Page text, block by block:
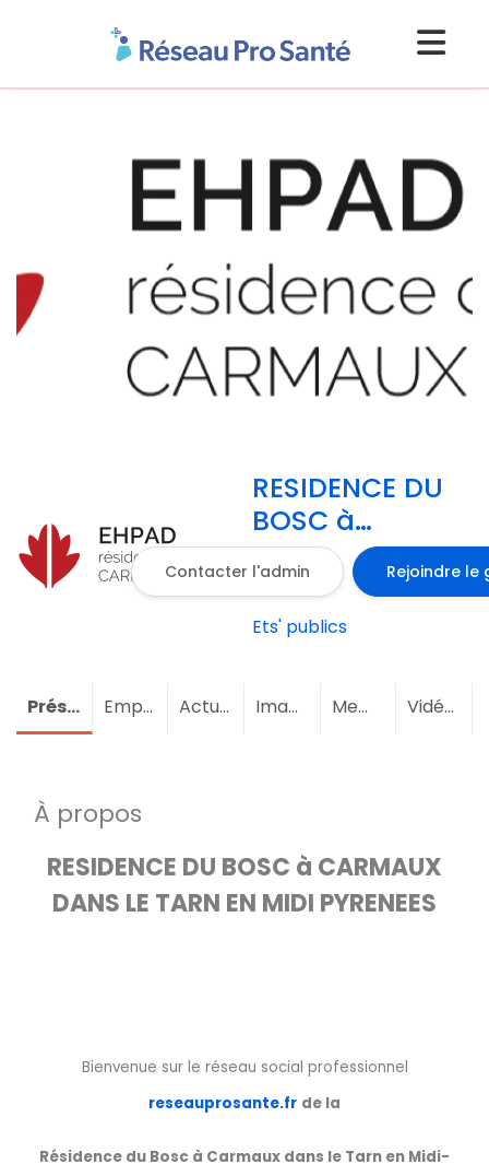
RESIDENCE DU
BOSC à
CARMAUX
Contacter l'admin Rejoindre le
Ets' publics
Présentation Emploi Actualités Images Membres (3)Vidéos
À propos
RESIDENCE DU BOSC à CARMAUX
DANS LE TARN EN MIDI PYRENEES
Bienvenue sur le réseau social professionnel
reseauprosante.fr de la
Résidence du Bosc à Carmaux dans le Tarn en Midi-